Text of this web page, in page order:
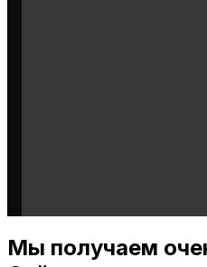
Мы получаем